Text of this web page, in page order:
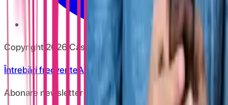
Copyright 2026 CashClub
Întrebări frecvente ANPC
Abonare newsletter